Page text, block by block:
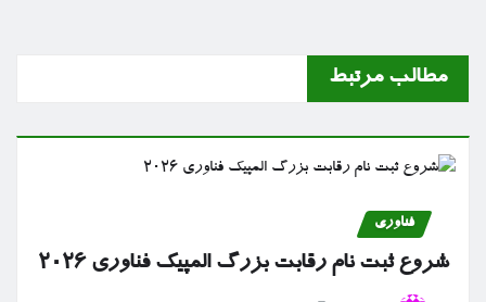
مطالب مرتبط
فناوری
شروع ثبت نام رقابت بزرگ المپیک فناوری ۲۰۲۶